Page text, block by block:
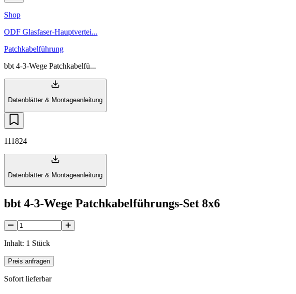
Shop
ODF Glasfaser-Hauptvertei...
Patchkabelführung
bbt 4-3-Wege Patchkabelfü...
Datenblätter & Montageanleitung
111824
Datenblätter & Montageanleitung
bbt 4-3-Wege Patchkabelführungs-Set 8x6
Inhalt: 1 Stück
Preis anfragen
Sofort lieferbar